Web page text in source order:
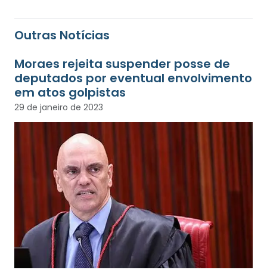
Outras Notícias
Moraes rejeita suspender posse de
deputados por eventual envolvimento
em atos golpistas
29 de janeiro de 2023